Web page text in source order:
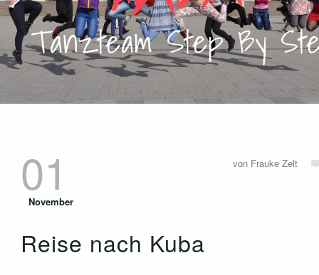
TanzteamStep By
01
November
Reise nach Kuba
von Frauke Zelt